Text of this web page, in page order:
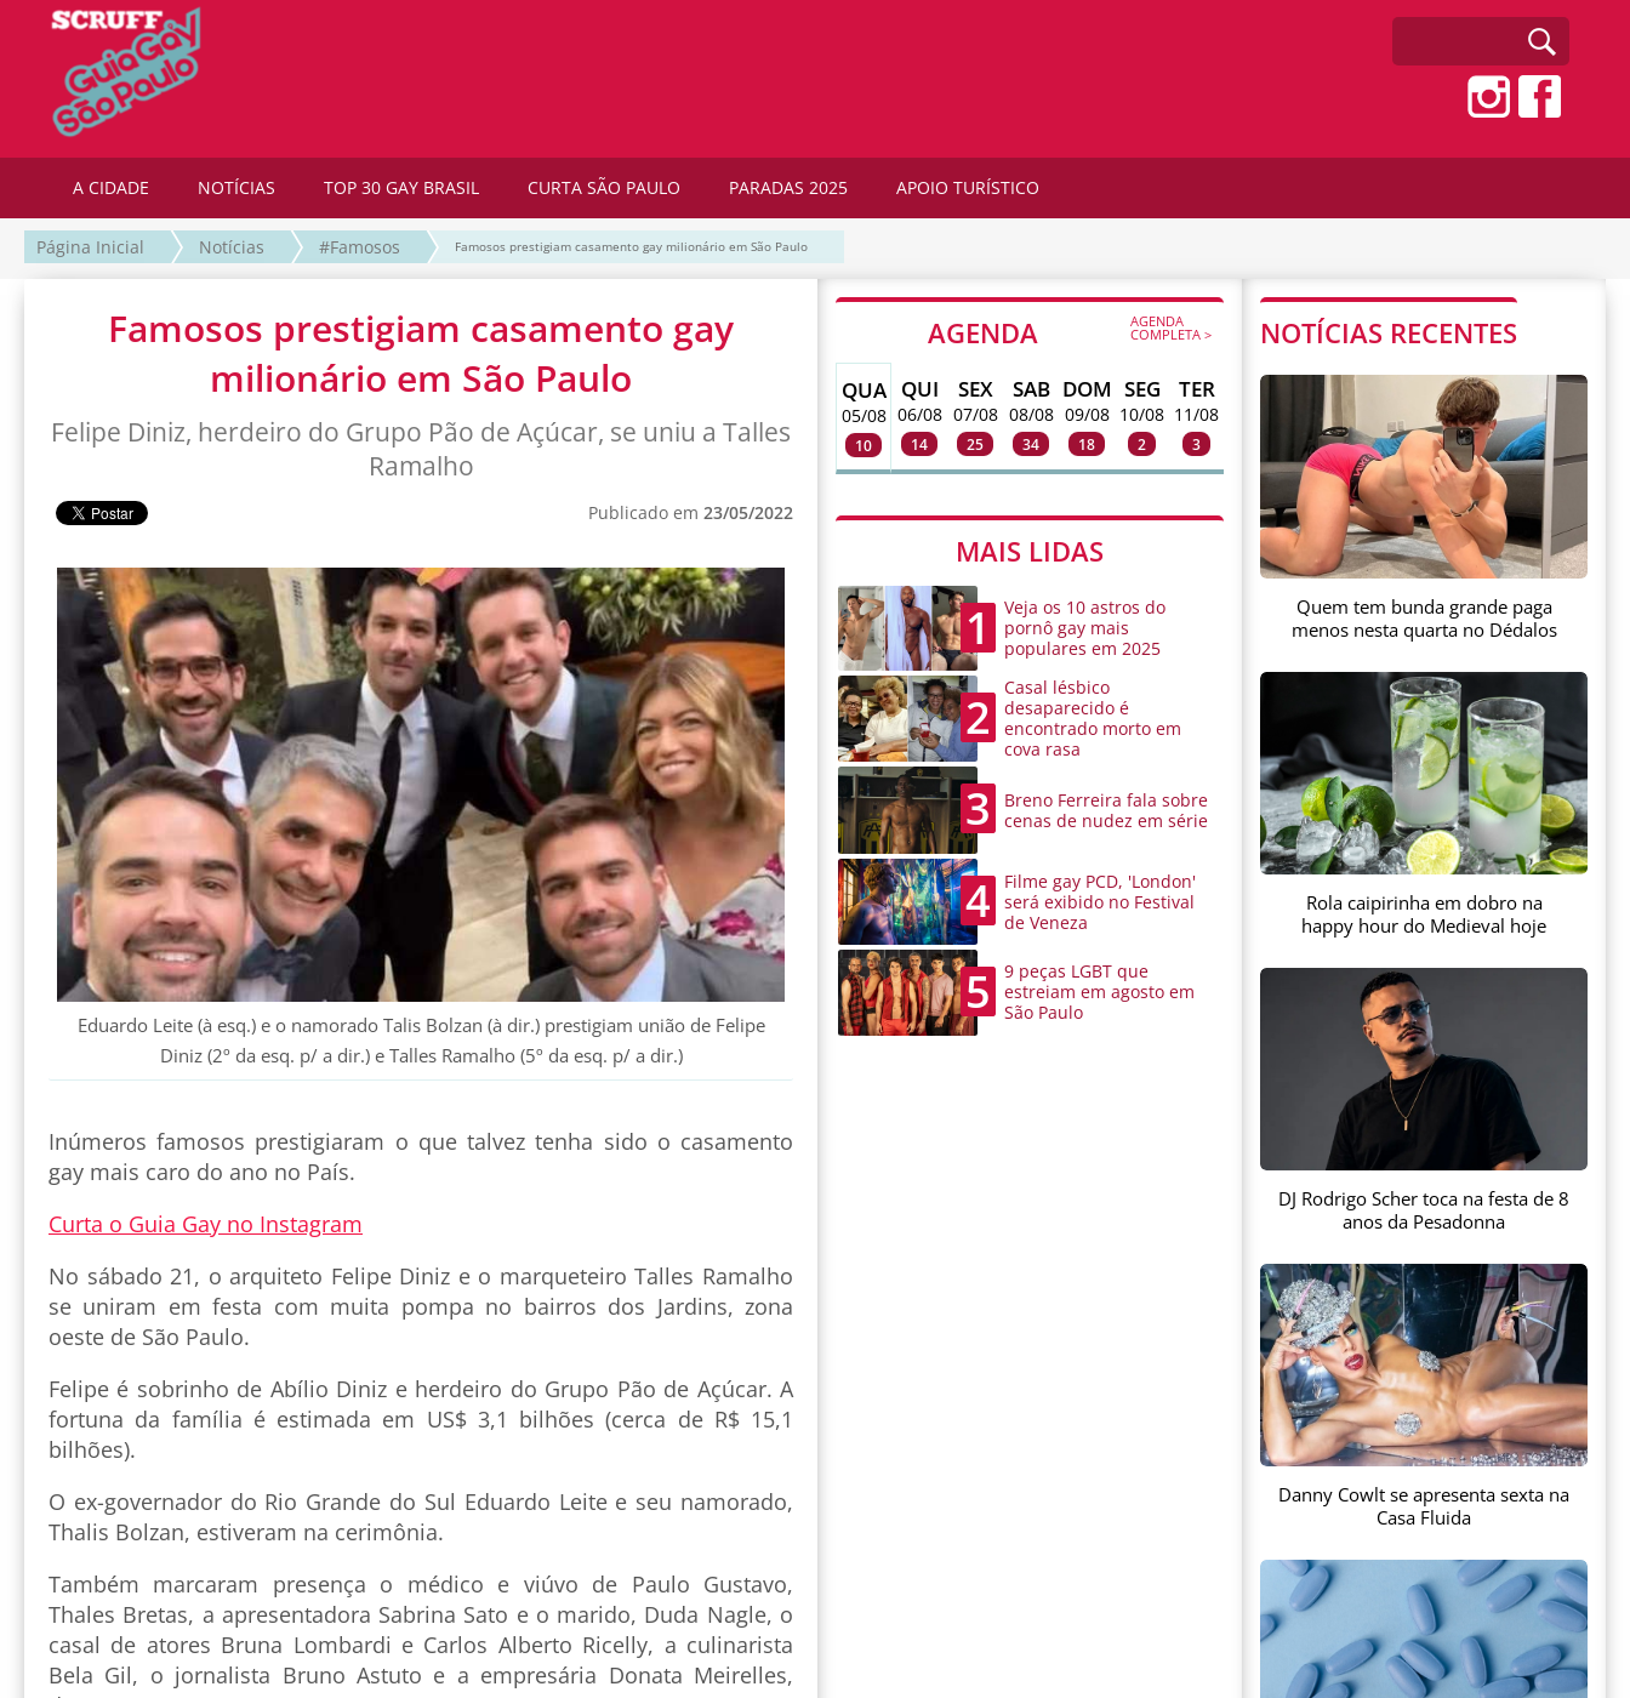
A CIDADE NOTÍCIAS TOP 30 GAY BRASIL CURTA SÃO PAULO PARADAS 2025 APOIO TURÍSTICO
Página Inicial Notícias #Famosos Famosos prestigiam casamento gay milionário em São Paulo
Famosos prestigiam casamento gay
milionário em São Paulo
Felipe Diniz, herdeiro do Grupo Pão de Açúcar, se uniu a Talles
Ramalho
Publicado em 23/05/2022
Eduardo Leite (à esq.) e o namorado Talis Bolzan (à dir.) prestigiam união de Felipe
Diniz (2º da esq. p/ a dir.) e Talles Ramalho (5º da esq. p/ a dir.)
Inúmeros famosos prestigiaram o que talvez tenha sido o casamento
gay mais caro do ano no País.
Curta o Guia Gay no Instagram
No sábado 21, o arquiteto Felipe Diniz e o marqueteiro Talles Ramalho
se uniram em festa com muita pompa no bairros dos Jardins, zona
oeste de São Paulo.
Felipe é sobrinho de Abílio Diniz e herdeiro do Grupo Pão de Açúcar. A
fortuna da família é estimada em US$ 3,1 bilhões (cerca de R$ 15,1
bilhões).
O ex-governador do Rio Grande do Sul Eduardo Leite e seu namorado,
Thalis Bolzan, estiveram na cerimônia.
Também marcaram presença o médico e viúvo de Paulo Gustavo,
Thales Bretas, a apresentadora Sabrina Sato e o marido, Duda Nagle, o
casal de atores Bruna Lombardi e Carlos Alberto Ricelly, a culinarista
Bela Gil, o jornalista Bruno Astuto e a empresária Donata Meirelles,
AGENDA AGENDA
COMPLETA >
QUA
05/08
10
QUI
06/08
14
SEX
07/08
25
SAB
08/08
34
DOM
09/08
18
SEG
10/08
2
TER
11/08
3
MAIS LIDAS
1
Veja os 10 astros do
pornô gay mais
populares em 2025
2
Casal lésbico
desaparecido é
encontrado morto em
cova rasa
3
Breno Ferreira fala sobre
cenas de nudez em série
4
Filme gay PCD, 'London'
será exibido no Festival
de Veneza
5
9 peças LGBT que
estreiam em agosto em
São Paulo
NOTÍCIAS RECENTES
Quem tem bunda grande paga
menos nesta quarta no Dédalos
Rola caipirinha em dobro na
happy hour do Medieval hoje
DJ Rodrigo Scher toca na festa de 8
anos da Pesadonna
Danny Cowlt se apresenta sexta na
Casa Fluida